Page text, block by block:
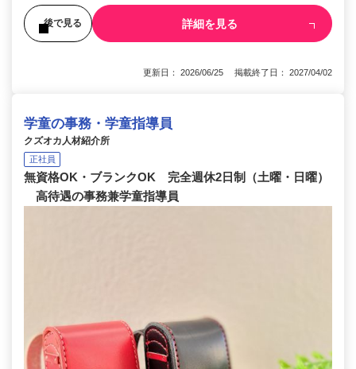
後で見る 詳細を見る
更新日： 2026/06/25 掲載終了日： 2027/04/02
学童の事務・学童指導員
クズオカ人材紹介所
正社員
無資格OK・ブランクOK 完全週休2日制（土曜・日曜）
高待遇の事務兼学童指導員